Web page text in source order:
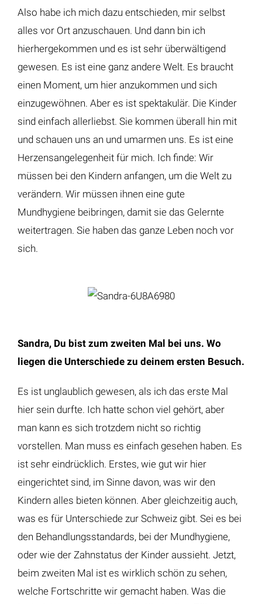
Also habe ich mich dazu entschieden, mir selbst
alles vor Ort anzuschauen. Und dann bin ich
hierhergekommen und es ist sehr überwältigend
gewesen. Es ist eine ganz andere Welt. Es braucht
einen Moment, um hier anzukommen und sich
einzugewöhnen. Aber es ist spektakulär. Die Kinder
sind einfach allerliebst. Sie kommen überall hin mit
und schauen uns an und umarmen uns. Es ist eine
Herzensangelegenheit für mich. Ich finde: Wir
müssen bei den Kindern anfangen, um die Welt zu
verändern. Wir müssen ihnen eine gute
Mundhygiene beibringen, damit sie das Gelernte
weitertragen. Sie haben das ganze Leben noch vor
sich.
Sandra, Du bist zum zweiten Mal bei uns. Wo
liegen die Unterschiede zu deinem ersten Besuch.
Es ist unglaublich gewesen, als ich das erste Mal
hier sein durfte. Ich hatte schon viel gehört, aber
man kann es sich trotzdem nicht so richtig
vorstellen. Man muss es einfach gesehen haben. Es
ist sehr eindrücklich. Erstes, wie gut wir hier
eingerichtet sind, im Sinne davon, was wir den
Kindern alles bieten können. Aber gleichzeitig auch,
was es für Unterschiede zur Schweiz gibt. Sei es bei
den Behandlungsstandards, bei der Mundhygiene,
oder wie der Zahnstatus der Kinder aussieht. Jetzt,
beim zweiten Mal ist es wirklich schön zu sehen,
welche Fortschritte wir gemacht haben. Was die